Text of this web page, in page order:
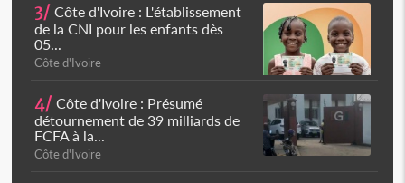
3/ Côte d'Ivoire : L'établissement
de la CNI pour les enfants dès
05...
Côte d'Ivoire
4/ Côte d'Ivoire : Présumé
détournement de 39 milliards de
FCFA à la...
Côte d'Ivoire